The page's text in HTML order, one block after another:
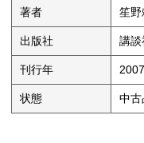
著者 笙
出版社 講談
刊行年 2007
状態 中古